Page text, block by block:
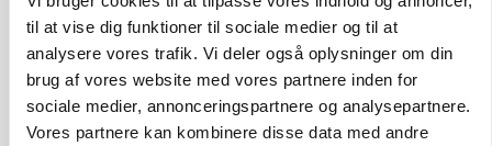
til at vise dig funktioner til sociale medier og til at
analysere vores trafik. Vi deler også oplysninger om din
brug af vores website med vores partnere inden for
sociale medier, annonceringspartnere og analysepartnere.
Vores partnere kan kombinere disse data med andre
MARKED
Russisk mælkepris dykker 23 procent